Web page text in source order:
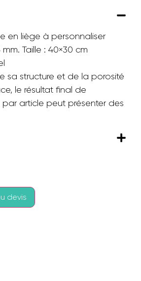
en liège à personnaliser
mm. Taille : 40×30 cm
sa structure et de la porosité
le résultat final de
par article peut présenter des
devis